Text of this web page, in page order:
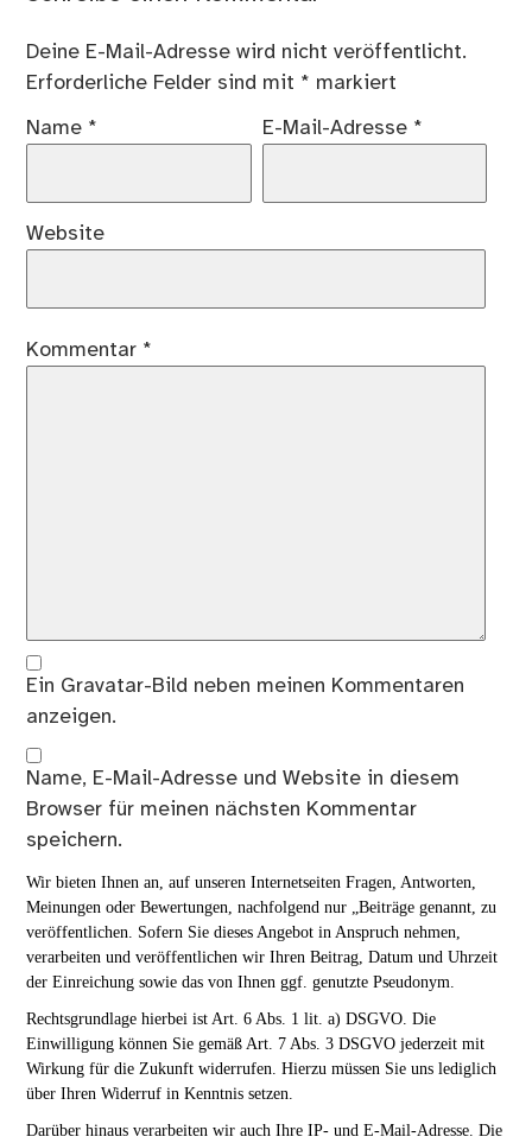
Deine E-Mail-Adresse wird nicht veröffentlicht.
Erforderliche Felder sind mit * markiert
Name * E-Mail-Adresse *
Website
Kommentar *
Ein Gravatar-Bild neben meinen Kommentaren
anzeigen.
Name, E-Mail-Adresse und Website in diesem
Browser für meinen nächsten Kommentar
speichern.
Wir bieten Ihnen an, auf unseren Internetseiten Fragen, Antworten,
Meinungen oder Bewertungen, nachfolgend nur „Beiträge genannt, zu
veröffentlichen. Sofern Sie dieses Angebot in Anspruch nehmen,
verarbeiten und veröffentlichen wir Ihren Beitrag, Datum und Uhrzeit
der Einreichung sowie das von Ihnen ggf. genutzte Pseudonym.
Rechtsgrundlage hierbei ist Art. 6 Abs. 1 lit. a) DSGVO. Die
Einwilligung können Sie gemäß Art. 7 Abs. 3 DSGVO jederzeit mit
Wirkung für die Zukunft widerrufen. Hierzu müssen Sie uns lediglich
über Ihren Widerruf in Kenntnis setzen.
Darüber hinaus verarbeiten wir auch Ihre IP- und E-Mail-Adresse. Die